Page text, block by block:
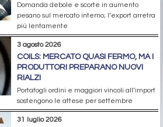
Domanda debole e scorte in aumento
pesano sul mercato interno; l’export arretra
più lentamente
3 agosto 2026
COILS: MERCATO QUASI FERMO, MA I
PRODUTTORI PREPARANO NUOVI
RIALZI
Portafogli ordini e maggiori vincoli all’import
sostengono le attese per settembre
31 luglio 2026